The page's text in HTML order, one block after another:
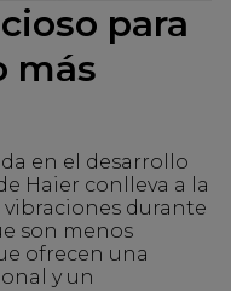
para
más
en el desarrollo
Haier conlleva a la
durante
son menos
ofrecen una
y un